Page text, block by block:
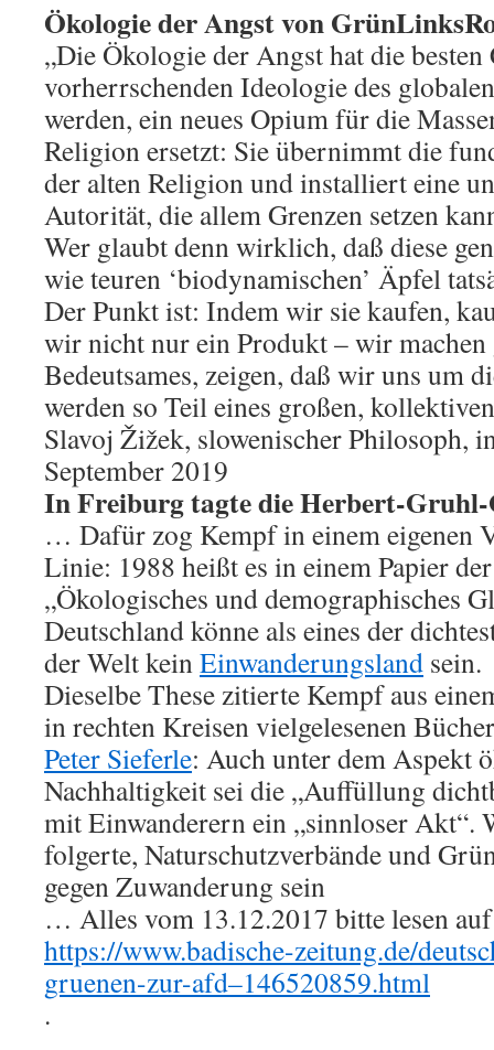
Ökologie der Angst von
„Die Ökologie der Angst hat die besten
vorherrschenden Ideologie des
werden, ein neues Opium für die
Religion ersetzt: Sie übernimmt die
der alten Religion und installiert eine
Autorität, die allem Grenzen setzen
Wer glaubt denn wirklich, daß diese
wie teuren ‘biodynamischen’ Äpfel
Der Punkt ist: Indem wir sie kaufen,
wir nicht nur ein Produkt – wir machen
Bedeutsames, zeigen, daß wir uns um
werden so Teil eines großen,
Slavoj Žižek, slowenischer Philosoph,
September 2019
In Freiburg tagte die Herbert-Gruhl-
… Dafür zog Kempf in einem eigenen
Linie: 1988 heißt es in einem Papier
„Ökologisches und demographisches
Deutschland könne als eines der
der Welt keinEinwanderungsland sein.
Dieselbe These zitierte Kempf aus
in rechten Kreisen vielgelesenen
Peter Sieferle: Auch unter dem Aspekt
Nachhaltigkeit sei die „Auffüllung
mit Einwanderern ein „sinnloser Akt“.
folgerte, Naturschutzverbände und
gegen Zuwanderung sein
… Alles vom 13.12.2017 bitte lesen auf
https://www.badische-zeitung.de/
gruenen-zur-afd–146520859.html
.